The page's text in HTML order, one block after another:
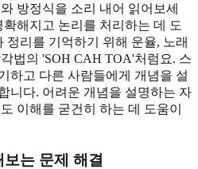
방정식을 소리 내어 읽어보세
해지고 논리를 처리하는 데 도
정리를 기억하기 위해 운율, 노래
법의 'SOH CAH TOA'처럼요. 스
하고 다른 사람들에게 개념을 설
니다. 어려운 개념을 설명하는 자
이해를 굳건히 하는 데 도움이
보는 문제 해결